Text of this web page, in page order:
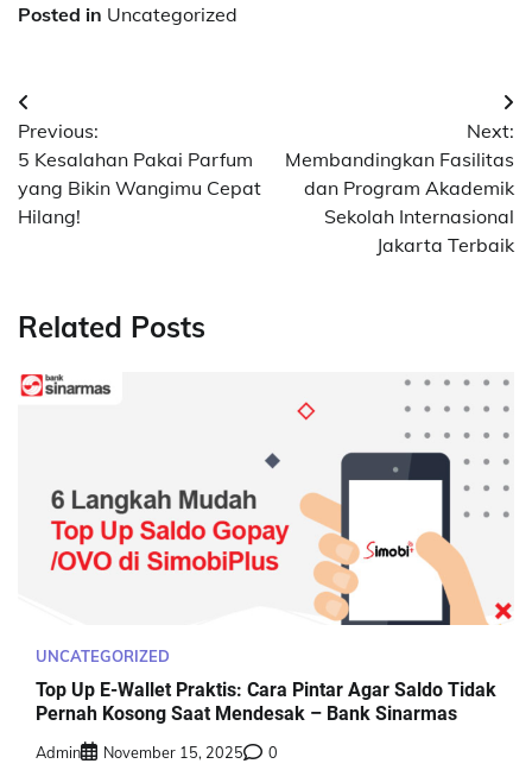
Posted in Uncategorized
Navigasi
pos
Previous:
5 Kesalahan Pakai Parfum
yang Bikin Wangimu Cepat
Hilang!
Next:
Membandingkan Fasilitas
dan Program Akademik
Sekolah Internasional
Jakarta Terbaik
Related Posts
UNCATEGORIZED
Top Up E-Wallet Praktis: Cara Pintar Agar Saldo Tidak
Pernah Kosong Saat Mendesak – Bank Sinarmas
Admin November 15, 2025 0